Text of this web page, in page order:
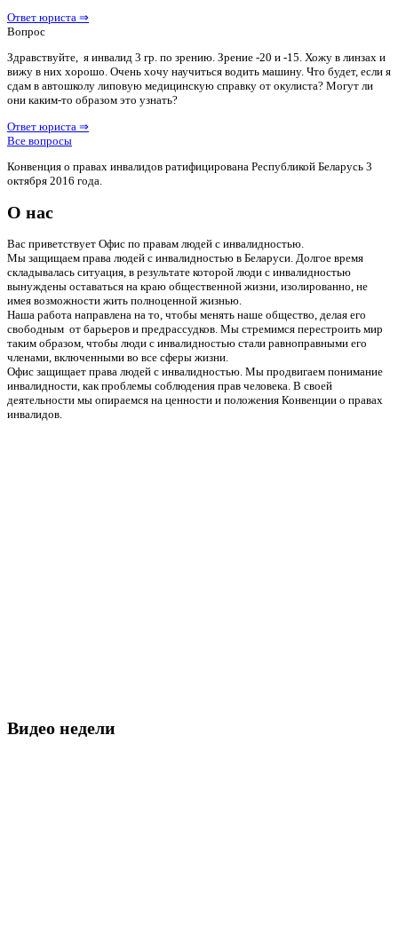
Ответ юриста ⇒
Вопрос
Здравствуйте, я инвалид 3 гр. по зрению. Зрение -20 и -15. Хожу в линзах и
вижу в них хорошо. Очень хочу научиться водить машину. Что будет, если я
сдам в автошколу липовую медицинскую справку от окулиста? Могут ли
они каким-то образом это узнать?
Ответ юриста ⇒
Все вопросы
Конвенция о правах инвалидов ратифицирована Республикой Беларусь 3
октября 2016 года.
О нас
Вас приветствует Офис по правам людей с инвалидностью.
Мы защищаем права людей с инвалидностью в Беларуси. Долгое время
складывалась ситуация, в результате которой люди с инвалидностью
вынуждены оставаться на краю общественной жизни, изолированно, не
имея возможности жить полноценной жизнью.
Наша работа направлена на то, чтобы менять наше общество, делая его
свободным от барьеров и предрассудков. Мы стремимся перестроить мир
таким образом, чтобы люди с инвалидностью стали равноправными его
членами, включенными во все сферы жизни.
Офис защищает права людей с инвалидностью. Мы продвигаем понимание
инвалидности, как проблемы соблюдения прав человека. В своей
деятельности мы опираемся на ценности и положения Конвенции о правах
инвалидов.
Видео недели